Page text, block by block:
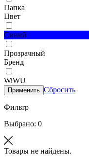
Папка
Цвет
Синий
Прозрачный
Бренд
WiWU
Применить Сбросить
Фильтр
Выбрано: 0
Товары не найдены.